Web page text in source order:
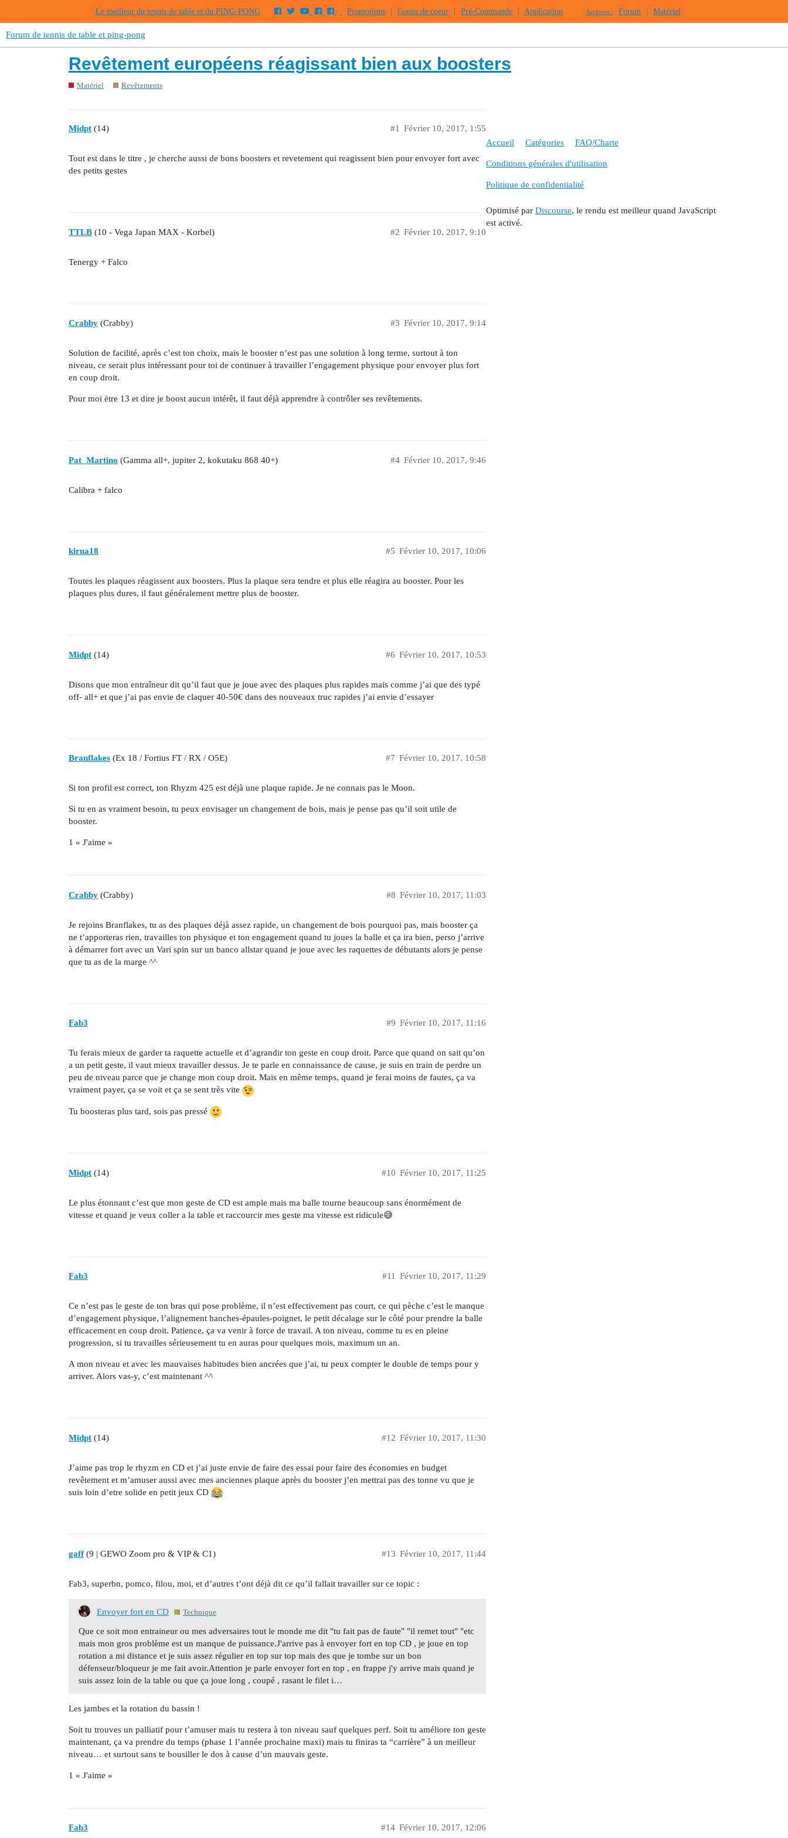
Le meilleur du tennis de table et du PING-PONG Promotions Coups de coeur Pré-Commande Application Archives : Forum Matériel
Forum de tennis de table et ping-pong
Revêtement européens réagissant bien aux boosters
Matériel Revêtements
Midpt (14) Février 10, 2017, 1:55
#1
Tout est dans le titre , je cherche aussi de bons boosters et revetement qui reagissent bien pour envoyer fort avec
des petits gestes
TTLB (10 - Vega Japan MAX - Korbel) Février 10, 2017, 9:10
#2
Tenergy + Falco
Crabby (Crabby) Février 10, 2017, 9:14
#3
Solution de facilité, après c’est ton choix, mais le booster n’est pas une solution à long terme, surtout à ton
niveau, ce serait plus intéressant pour toi de continuer à travailler l’engagement physique pour envoyer plus fort
en coup droit.
Pour moi ëtre 13 et dire je boost aucun intérêt, il faut déjà apprendre à contrôler ses revêtements.
Pat_Martino (Gamma all+, jupiter 2, kokutaku 868 40+) Février 10, 2017, 9:46
#4
Calibra + falco
kirua18 Février 10, 2017, 10:06
#5
Toutes les plaques réagissent aux boosters. Plus la plaque sera tendre et plus elle réagira au booster. Pour les
plaques plus dures, il faut généralement mettre plus de booster.
Midpt (14) Février 10, 2017, 10:53
#6
Disons que mon entraîneur dit qu’il faut que je joue avec des plaques plus rapides mais comme j’ai que des typé
off- all+ et que j’ai pas envie de claquer 40-50€ dans des nouveaux truc rapides j’ai envie d’essayer
Branflakes (Ex 18 / Fortius FT / RX / O5E) Février 10, 2017, 10:58
#7
Si ton profil est correct, ton Rhyzm 425 est déjà une plaque rapide. Je ne connais pas le Moon.
Si tu en as vraiment besoin, tu peux envisager un changement de bois, mais je pense pas qu’il soit utile de
booster.
1 « J'aime »
Crabby (Crabby) Février 10, 2017, 11:03
#8
Je rejoins Branflakes, tu as des plaques déjà assez rapide, un changement de bois pourquoi pas, mais booster ça
ne t’apporteras rien, travailles ton physique et ton engagement quand tu joues la balle et ça ira bien, perso j’arrive
à démarrer fort avec un Vari spin sur un banco allstar quand je joue avec les raquettes de débutants alors je pense
que tu as de la marge ^^
Fab3 Février 10, 2017, 11:16
#9
Tu ferais mieux de garder ta raquette actuelle et d’agrandir ton geste en coup droit. Parce que quand on sait qu’on
a un petit geste, il vaut mieux travailler dessus. Je te parle en connaissance de cause, je suis en train de perdre un
peu de niveau parce que je change mon coup droit. Mais en même temps, quand je ferai moins de fautes, ça va
vraiment payer, ça se voit et ça se sent très vite
Tu boosteras plus tard, sois pas pressé
Midpt (14) Février 10, 2017, 11:25
#10
Le plus étonnant c’est que mon geste de CD est ample mais ma balle tourne beaucoup sans énormément de
vitesse et quand je veux coller a la table et raccourcir mes geste ma vitesse est ridicule😅
Fab3 Février 10, 2017, 11:29
#11
Ce n’est pas le geste de ton bras qui pose problème, il n’est effectivement pas court, ce qui pèche c’est le manque
d’engagement physique, l’alignement hanches-épaules-poignet, le petit décalage sur le côté pour prendre la balle
efficacement en coup droit. Patience, ça va venir à force de travail. A ton niveau, comme tu es en pleine
progression, si tu travailles sérieusement tu en auras pour quelques mois, maximum un an.
A mon niveau et avec les mauvaises habitudes bien ancrées que j’ai, tu peux compter le double de temps pour y
arriver. Alors vas-y, c’est maintenant ^^
Midpt (14) Février 10, 2017, 11:30
#12
J’aime pas trop le rhyzm en CD et j’ai juste envie de faire des essai pour faire des économies en budget
revêtement et m’amuser aussi avec mes anciennes plaque après du booster j’en mettrai pas des tonne vu que je
suis loin d’etre solide en petit jeux CD
gaff(9 | GEWO Zoom pro & VIP & C1) Février 10, 2017, 11:44
#13
Fab3, superbn, pomco, filou, moi, et d’autres t’ont déjà dit ce qu’il fallait travailler sur ce topic :
Envoyer fort en CD Technique
Que ce soit mon entraineur ou mes adversaires tout le monde me dit "tu fait pas de faute" "il remet tout" "etc
mais mon gros problème est un manque de puissance.J'arrive pas à envoyer fort en top CD , je joue en top
rotation a mi distance et je suis assez régulier en top sur top mais des que je tombe sur un bon
défenseur/bloqueur je me fait avoir.Attention je parle envoyer fort en top , en frappe j'y arrive mais quand je
suis assez loin de la table ou que ça joue long , coupé , rasant le filet i…
Les jambes et la rotation du bassin !
Soit tu trouves un palliatif pour t’amuser mais tu restera à ton niveau sauf quelques perf. Soit tu améliore ton geste
maintenant, ça va prendre du temps (phase 1 l’année prochaine maxi) mais tu finiras ta “carrière” à un meilleur
niveau… et surtout sans te bousiller le dos à cause d’un mauvais geste.
1 « J'aime »
Fab3 Février 10, 2017, 12:06
#14
Accueil Catégories FAQ/Charte
Conditions générales d'utilisation
Politique de confidentialité
Optimisé par Discourse, le rendu est meilleur quand JavaScript
est activé.